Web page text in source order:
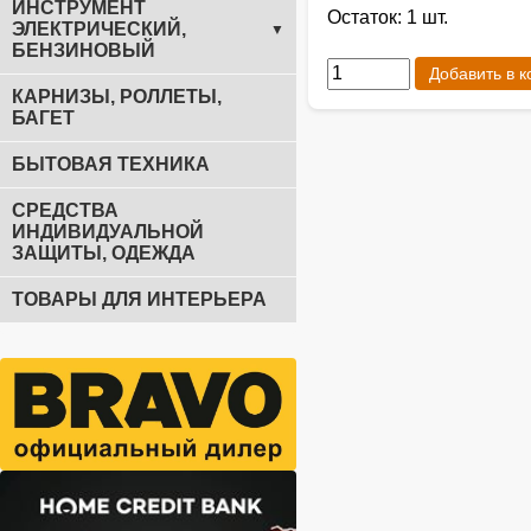
ИНСТРУМЕНТ
ЭЛЕКТРИЧЕСКИЙ,
БЕНЗИНОВЫЙ
▼
КАРНИЗЫ, РОЛЛЕТЫ,
БАГЕТ
БЫТОВАЯ ТЕХНИКА
СРЕДСТВА
ИНДИВИДУАЛЬНОЙ
ЗАЩИТЫ, ОДЕЖДА
ТОВАРЫ ДЛЯ ИНТЕРЬЕРА
Остаток: 1 шт.
Добавить в